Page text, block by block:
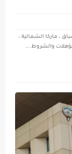
، ماركا الشمالية ،